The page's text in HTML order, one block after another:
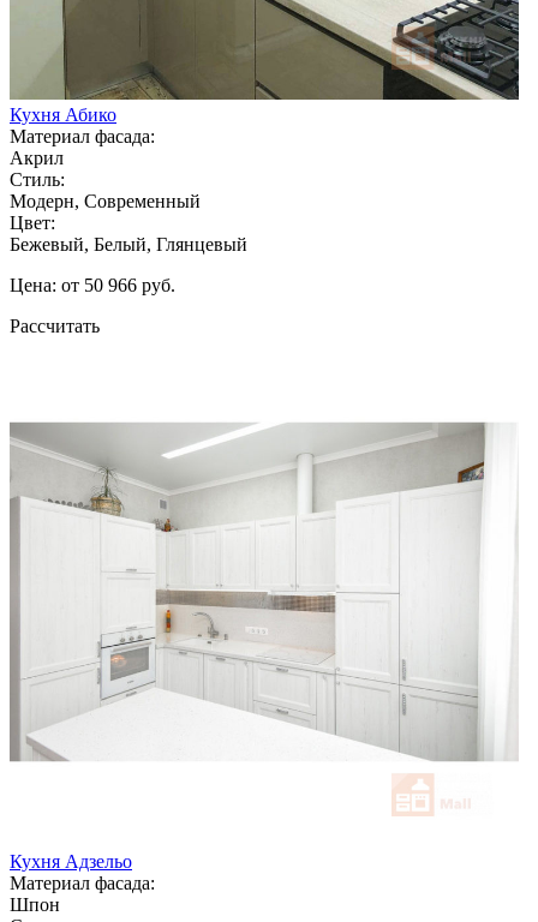
Кухня Абико
Материал фасада:
Акрил
Стиль:
Модерн, Современный
Цвет:
Бежевый, Белый, Глянцевый
Цена: от 50 966 руб.
Рассчитать
Кухня Адзельо
Материал фасада:
Шпон